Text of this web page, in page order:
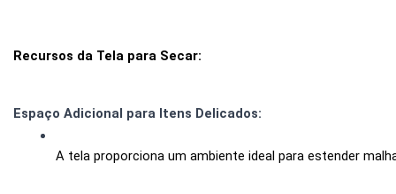
Recursos da Tela para Secar:
Espaço Adicional para Itens Delicados:
A tela proporciona um ambiente ideal para estender